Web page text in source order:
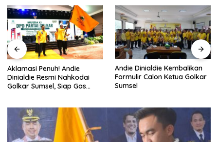
Aklamasi Penuh! Andie
Dinialdie Resmi Nahkodai
Golkar Sumsel, Siap Gas
Andie Dinialdie Kembalikan
Formulir Calon Ketua Golkar
Sumsel